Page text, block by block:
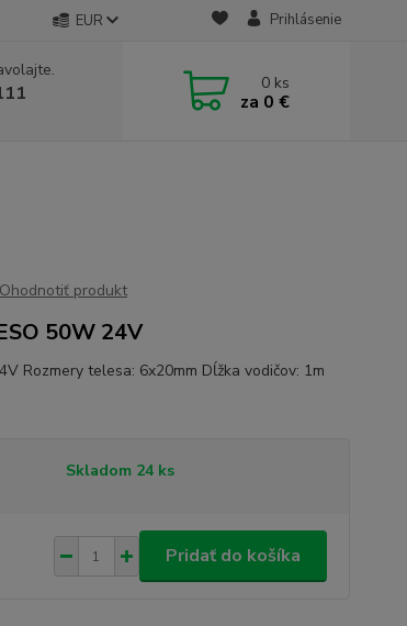
EUR Prihlásenie
0 ks
za 0 €
Ohodnotiť produkt
50W 24V
Rozmery telesa: 6x20mm Dĺžka vodičov: 1m
Skladom 24 ks
Pridať do košíka